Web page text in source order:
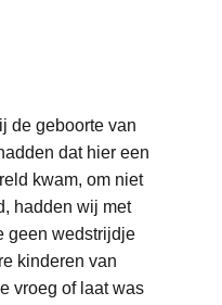
de geboorte van
dat hier een
kwam, om niet
hadden wij met
geen wedstrijdje
kinderen van
vroeg of laat was